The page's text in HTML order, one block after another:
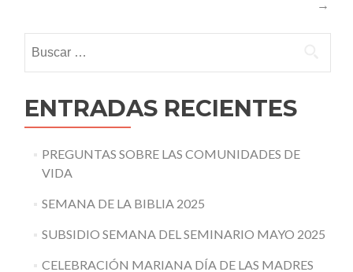
→
ENTRADAS RECIENTES
PREGUNTAS SOBRE LAS COMUNIDADES DE
VIDA
SEMANA DE LA BIBLIA 2025
SUBSIDIO SEMANA DEL SEMINARIO MAYO 2025
CELEBRACIÓN MARIANA DÍA DE LAS MADRES